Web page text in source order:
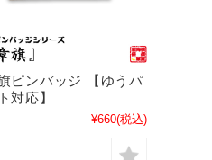
ピンバッジ 【ゆうパ
対応】
¥660(税込)